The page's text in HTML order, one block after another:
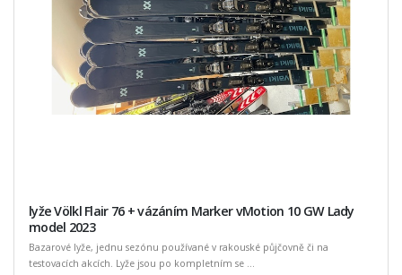
lyže Völkl Flair 76 + vázáním Marker vMotion 10 GW Lady
model 2023
Bazarové lyže, jednu sezónu používané v rakouské půjčovně či na
testovacích akcích. Lyže jsou po kompletním se ...